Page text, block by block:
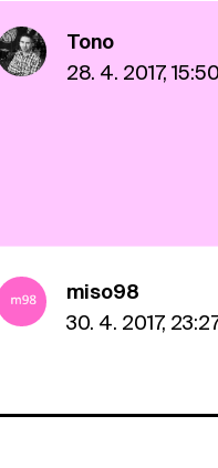
Tono
28. 4. 2017, 15:50
miso98
30. 4. 2017,